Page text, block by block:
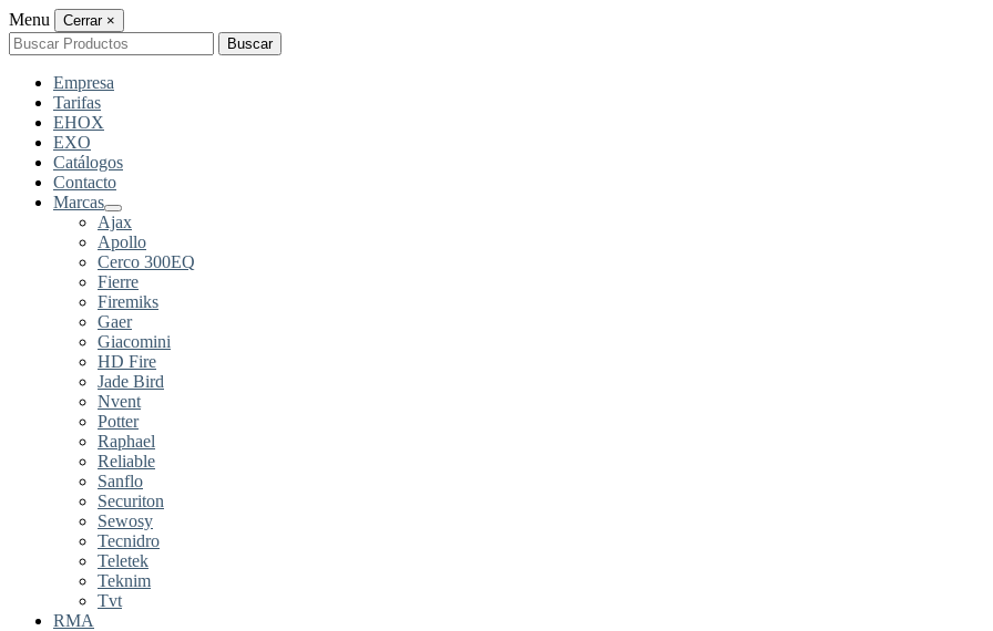
Menu Cerrar ×
Buscar
por:
Buscar
Empresa
Tarifas
EHOX
EXO
Catálogos
Contacto
Marcas
Ajax
Apollo
Cerco 300EQ
Fierre
Firemiks
Gaer
Giacomini
HD Fire
Jade Bird
Nvent
Potter
Raphael
Reliable
Sanflo
Securiton
Sewosy
Tecnidro
Teletek
Teknim
Tvt
RMA